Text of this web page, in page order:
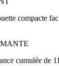
compacte
cumulée de